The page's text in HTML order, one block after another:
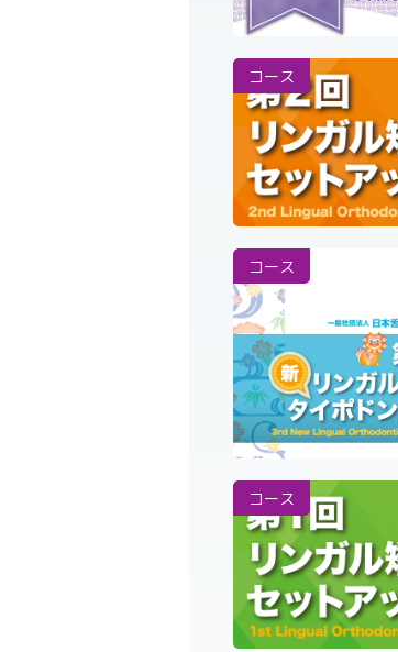
コース
コース
コース